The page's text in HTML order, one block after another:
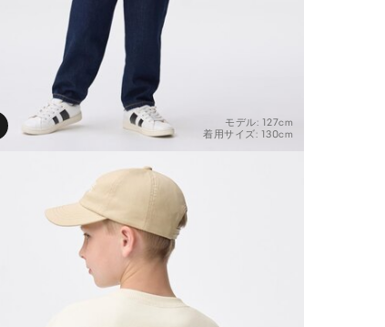
モデル: 127cm
着用サイズ: 130cm